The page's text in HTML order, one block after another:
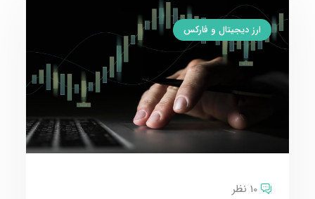
ارز دیجیتال و فارکس
10 نظر